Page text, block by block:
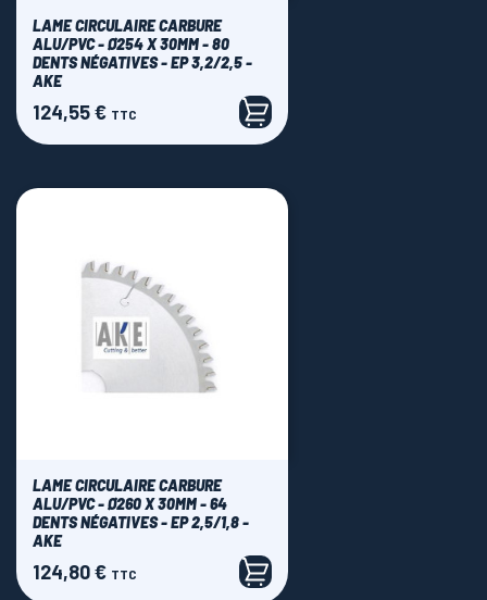
LAME CIRCULAIRE CARBURE
ALU/PVC - Ø254 X 30MM - 80
DENTS NÉGATIVES - EP 3,2/2,5 -
AKE
Prix
124,55 € TTC
LAME CIRCULAIRE CARBURE
ALU/PVC - Ø260 X 30MM - 64
DENTS NÉGATIVES - EP 2,5/1,8 -
AKE
Prix
124,80 € TTC